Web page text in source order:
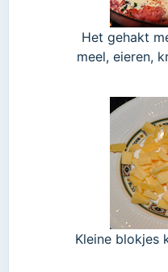
Het gehakt
meel, eieren,
Kleine blokjes